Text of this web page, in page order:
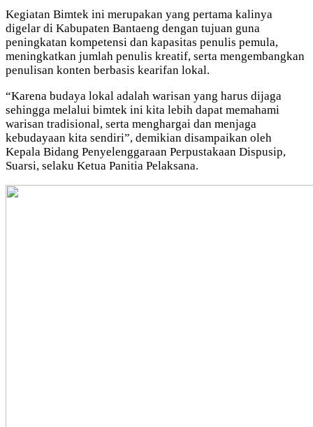
Kegiatan Bimtek ini merupakan yang pertama kalinya
digelar di Kabupaten Bantaeng dengan tujuan guna
peningkatan kompetensi dan kapasitas penulis pemula,
meningkatkan jumlah penulis kreatif, serta mengembangkan
penulisan konten berbasis kearifan lokal.
“Karena budaya lokal adalah warisan yang harus dijaga
sehingga melalui bimtek ini kita lebih dapat memahami
warisan tradisional, serta menghargai dan menjaga
kebudayaan kita sendiri”, demikian disampaikan oleh
Kepala Bidang Penyelenggaraan Perpustakaan Dispusip,
Suarsi, selaku Ketua Panitia Pelaksana.